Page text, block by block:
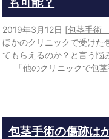
2019年3月12日 [包茎手術
ほかのクリニックで受けた
てもらえるのか？と言う悩
「他のクリニックで包
包茎手術の傷跡は